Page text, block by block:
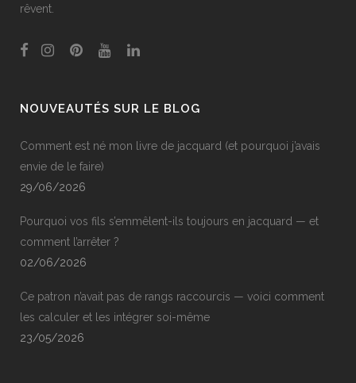
rêvent.
NOUVEAUTÉS SUR LE BLOG
Comment est né mon livre de jacquard (et pourquoi j’avais
envie de le faire)
29/06/2026
Pourquoi vos fils s’emmêlent-ils toujours en jacquard — et
comment l’arrêter ?
02/06/2026
Ce patron n’avait pas de rangs raccourcis — voici comment
les calculer et les intégrer soi-même
23/05/2026